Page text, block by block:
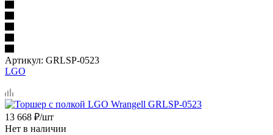
Артикул: GRLSP-0523
LGO
13 668 ₽/шт
Нет в наличии